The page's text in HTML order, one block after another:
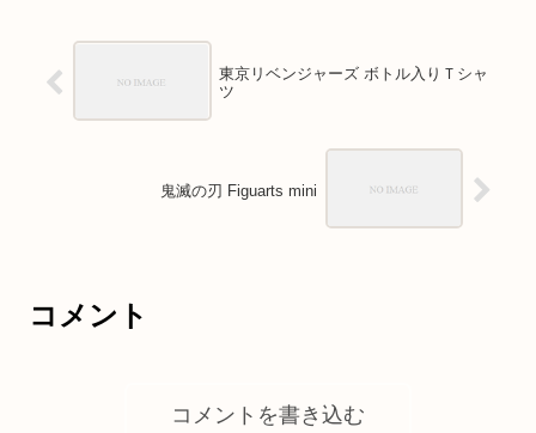
東京リベンジャーズ ボトル入りＴシャ
ツ
鬼滅の刃 Figuarts mini
コメント
コメントを書き込む